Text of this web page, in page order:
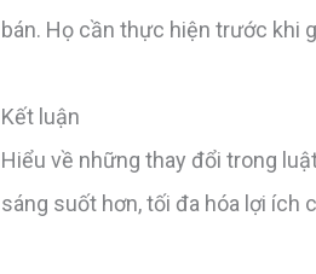
bán. Họ cần thực hiện trước khi
Kết luận
Hiểu về những thay đổi trong
sáng suốt hơn, tối đa hóa lợi ích